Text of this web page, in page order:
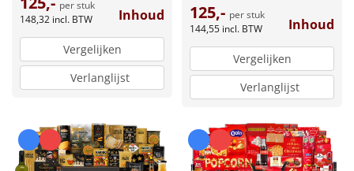
per stuk
148,32 incl. BTW Inhoud
Vergelijken
Verlanglijst
125,- per stuk
144,55 incl. BTW Inhoud
Vergelijken
Verlanglijst